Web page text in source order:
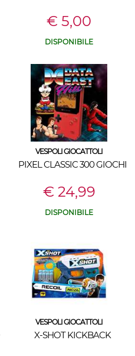
€ 5,00
DISPONIBILE
VESPOLI GIOCATTOLI
PIXEL CLASSIC 300 GIOCHI
€ 24,99
DISPONIBILE
VESPOLI GIOCATTOLI
X-SHOT KICKBACK